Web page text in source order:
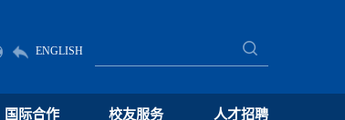
ENGLISH
国际合作 校友服务 人才招聘